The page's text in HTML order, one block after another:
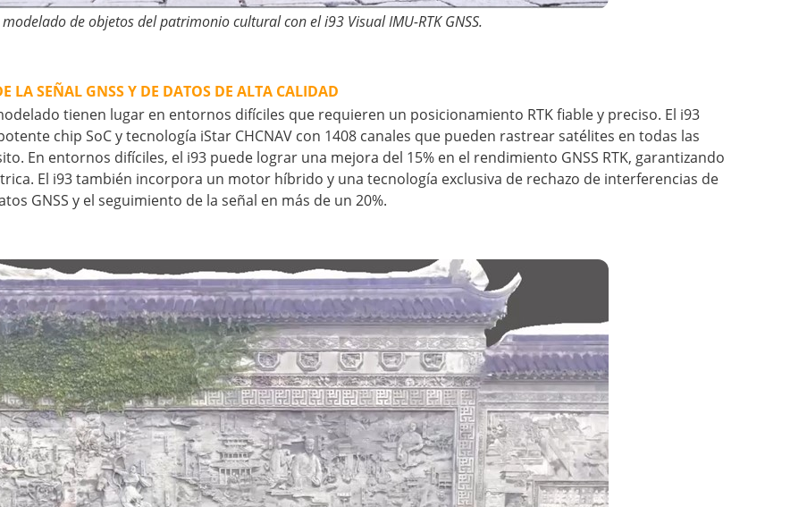
de objetos del patrimonio cultural con el i93 Visual IMU-RTK GNSS.
LA SEÑAL GNSS Y DE DATOS DE ALTA CALIDAD
tienen lugar en entornos difíciles que requieren un posicionamiento RTK fiable y preciso. El i93
chip SoC y tecnología iStar CHCNAV con 1408 canales que pueden rastrear satélites en todas las
En entornos difíciles, el i93 puede lograr una mejora del 15% en el rendimiento GNSS RTK, garantizando
El i93 también incorpora un motor híbrido y una tecnología exclusiva de rechazo de interferencias de
GNSS y el seguimiento de la señal en más de un 20%.